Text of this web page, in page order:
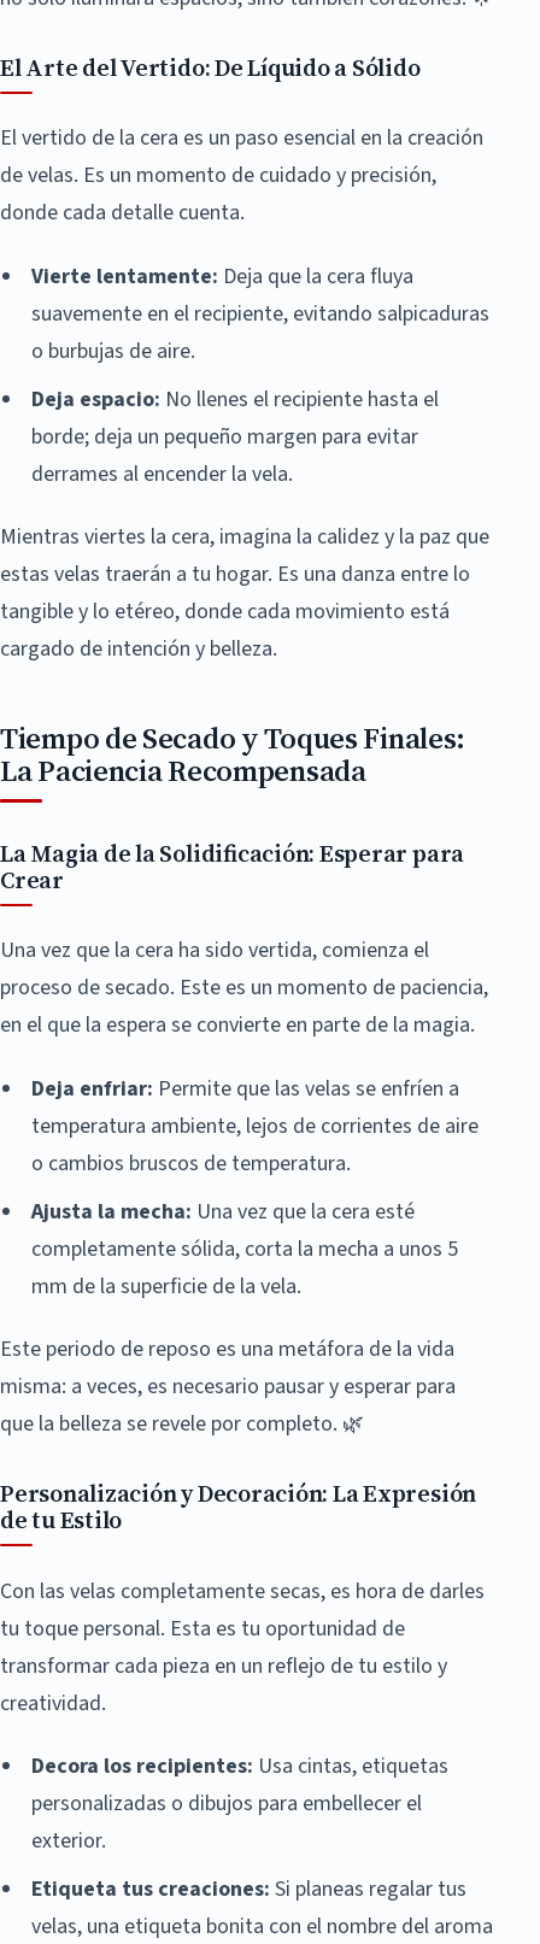
El Arte del Vertido: De Líquido a Sólido
El vertido de la cera es un paso esencial en la creación
de velas. Es un momento de cuidado y precisión,
donde cada detalle cuenta.
Vierte lentamente: Deja que la cera fluya
suavemente en el recipiente, evitando salpicaduras
o burbujas de aire.
Deja espacio: No llenes el recipiente hasta el
borde; deja un pequeño margen para evitar
derrames al encender la vela.
Mientras viertes la cera, imagina la calidez y la paz que
estas velas traerán a tu hogar. Es una danza entre lo
tangible y lo etéreo, donde cada movimiento está
cargado de intención y belleza.
Tiempo de Secado y Toques Finales:
La Paciencia Recompensada
La Magia de la Solidificación: Esperar para
Crear
Una vez que la cera ha sido vertida, comienza el
proceso de secado. Este es un momento de paciencia,
en el que la espera se convierte en parte de la magia.
Deja enfriar: Permite que las velas se enfríen a
temperatura ambiente, lejos de corrientes de aire
o cambios bruscos de temperatura.
Ajusta la mecha: Una vez que la cera esté
completamente sólida, corta la mecha a unos 5
mm de la superficie de la vela.
Este periodo de reposo es una metáfora de la vida
misma: a veces, es necesario pausar y esperar para
que la belleza se revele por completo. 🌿
Personalización y Decoración: La Expresión
de tu Estilo
Con las velas completamente secas, es hora de darles
tu toque personal. Esta es tu oportunidad de
transformar cada pieza en un reflejo de tu estilo y
creatividad.
Decora los recipientes: Usa cintas, etiquetas
personalizadas o dibujos para embellecer el
exterior.
Etiqueta tus creaciones: Si planeas regalar tus
velas, una etiqueta bonita con el nombre del aroma